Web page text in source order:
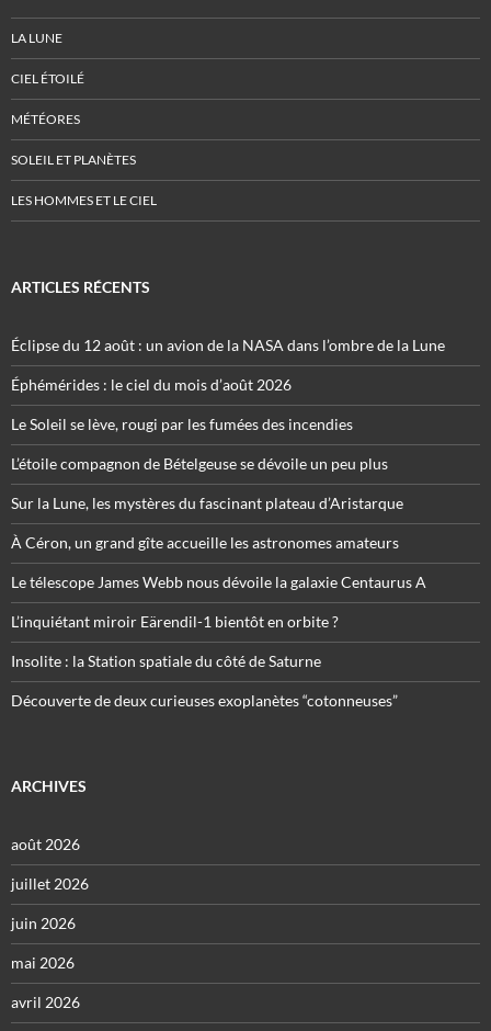
LA LUNE
CIEL ÉTOILÉ
MÉTÉORES
SOLEIL ET PLANÈTES
LES HOMMES ET LE CIEL
ARTICLES RÉCENTS
Éclipse du 12 août : un avion de la NASA dans l’ombre de la Lune
Éphémérides : le ciel du mois d’août 2026
Le Soleil se lève, rougi par les fumées des incendies
L’étoile compagnon de Bételgeuse se dévoile un peu plus
Sur la Lune, les mystères du fascinant plateau d’Aristarque
À Céron, un grand gîte accueille les astronomes amateurs
Le télescope James Webb nous dévoile la galaxie Centaurus A
L’inquiétant miroir Eärendil-1 bientôt en orbite ?
Insolite : la Station spatiale du côté de Saturne
Découverte de deux curieuses exoplanètes “cotonneuses”
ARCHIVES
août 2026
juillet 2026
juin 2026
mai 2026
avril 2026